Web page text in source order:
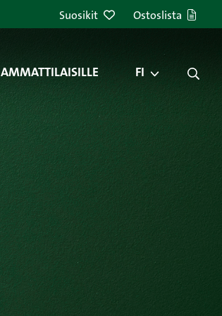
Suosikit Ostoslista
AMMATTILAISILLE FI